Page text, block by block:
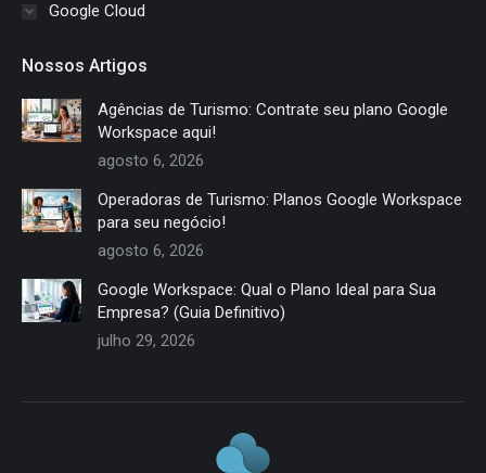
Google Cloud
Nossos Artigos
Agências de Turismo: Contrate seu plano Google
Workspace aqui!
agosto 6, 2026
Operadoras de Turismo: Planos Google Workspace
para seu negócio!
agosto 6, 2026
Google Workspace: Qual o Plano Ideal para Sua
Empresa? (Guia Definitivo)
julho 29, 2026